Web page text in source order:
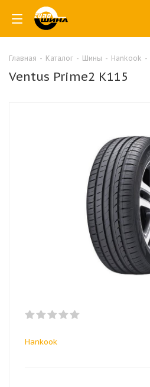
Главная - Каталог - Шины - Hankook -
Ventus Prime2 K115
Hankook